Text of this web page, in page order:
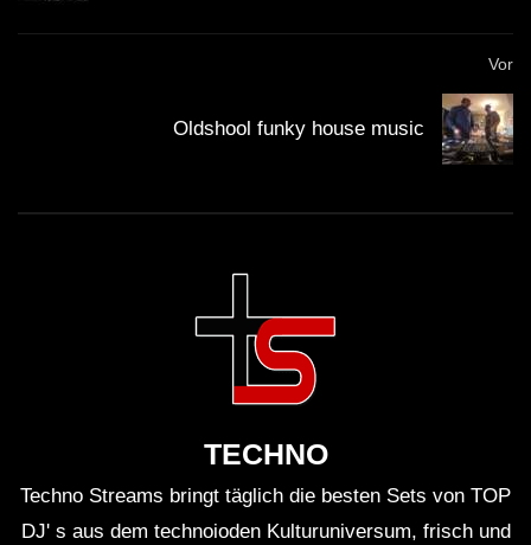
Vor
Oldshool funky house music
TECHNO
Techno Streams bringt täglich die besten Sets von TOP
DJ' s aus dem technoioden Kulturuniversum, frisch und